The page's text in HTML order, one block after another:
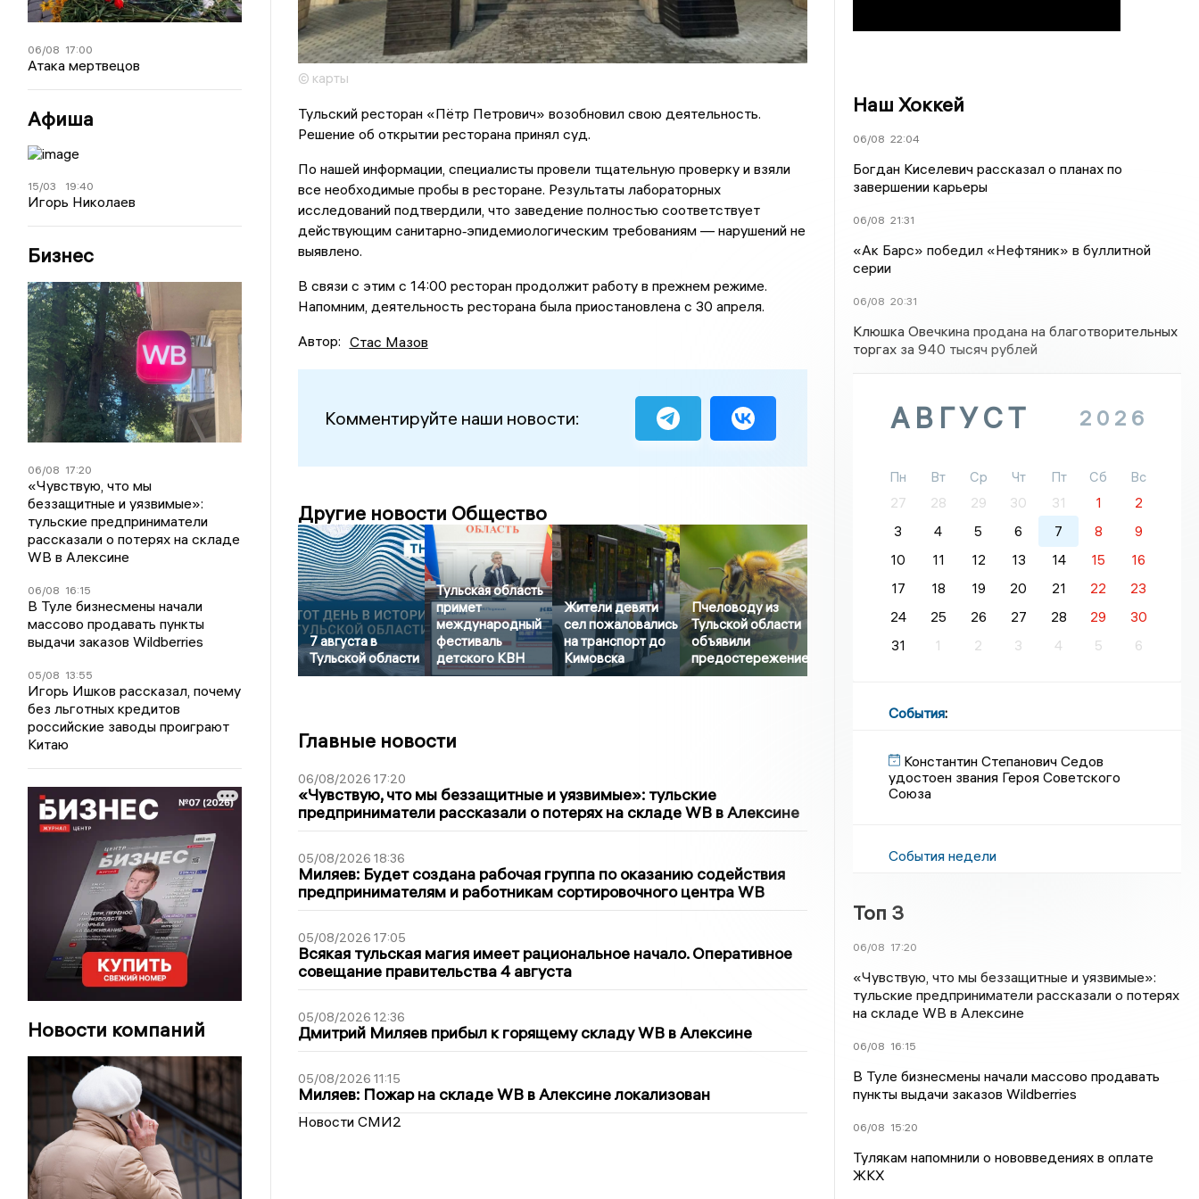
06/08 17:00
Атака мертвецов
Афиша
15/03 19:40
Игорь Николаев
Бизнес
06/08 17:20
«Чувствую, что мы
беззащитные и уязвимые»:
тульские предприниматели
рассказали о потерях на складе
WB в Алексине
06/08 16:15
В Туле бизнесмены начали
массово продавать пункты
выдачи заказов Wildberries
05/08 13:55
Игорь Ишков рассказал, почему
без льготных кредитов
российские заводы проиграют
Китаю
Новости компаний
© карты
Тульский ресторан «Пётр Петрович» возобновил свою деятельность.
Решение об открытии ресторана принял суд.
По нашей информации, специалисты провели тщательную проверку и взяли
все необходимые пробы в ресторане. Результаты лабораторных
исследований подтвердили, что заведение полностью соответствует
действующим санитарно‑эпидемиологическим требованиям — нарушений не
выявлено.
В связи с этим с 14:00 ресторан продолжит работу в прежнем режиме.
Напомним, деятельность ресторана была приостановлена с 30 апреля.
Автор: Стас Мазов
Комментируйте наши новости:
Другие новости Общество
7 августа в
Тульской области
Тульская область
примет
международный
фестиваль
детского КВН
Жители девяти
сел пожаловались
на транспорт до
Кимовска
Пчеловоду из
Тульской области
объявили
предостережение
Главные новости
06/08/2026 17:20
«Чувствую, что мы беззащитные и уязвимые»: тульские
предприниматели рассказали о потерях на складе WB в Алексине
05/08/2026 18:36
Миляев: Будет создана рабочая группа по оказанию содействия
предпринимателям и работникам сортировочного центра WB
05/08/2026 17:05
Всякая тульская магия имеет рациональное начало. Оперативное
совещание правительства 4 августа
05/08/2026 12:36
Дмитрий Миляев прибыл к горящему складу WB в Алексине
05/08/2026 11:15
Миляев: Пожар на складе WB в Алексине локализован
Новости СМИ2
Наш Хоккей
06/08 22:04
Богдан Киселевич рассказал о планах по
завершении карьеры
06/08 21:31
«Ак Барс» победил «Нефтяник» в буллитной
серии
06/08 20:31
Клюшка Овечкина продана на благотворительных
торгах за 940 тысяч рублей
АВГУСТ 2026
Пн Вт Ср Чт Пт Сб
Вс
27
28 29 30 31 1
2
3
4 5 6 7 8
9
10
11 12 13 14 15
16
17
18 19 20 21 22
23
24
25 26 27 28 29
30
31
1 2 3 4 5 6
События:
Константин Степанович Седов
удостоен звания Героя Советского
Союза
События недели
Топ 3
06/08 17:20
«Чувствую, что мы беззащитные и уязвимые»:
тульские предприниматели рассказали о потерях
на складе WB в Алексине
06/08 16:15
В Туле бизнесмены начали массово продавать
пункты выдачи заказов Wildberries
06/08 15:20
Тулякам напомнили о нововведениях в оплате
ЖКХ